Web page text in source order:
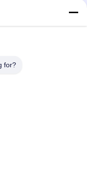
Kaynak
for?